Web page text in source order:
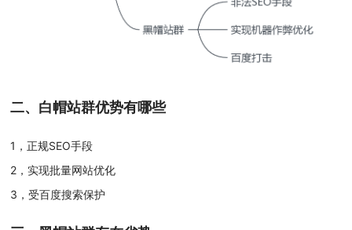
二、白帽站群优势有哪些
1，正规SEO手段
2，实现批量网站优化
3，受百度搜索保护